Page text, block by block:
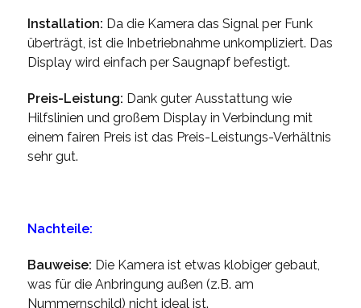
Installation: Da die Kamera das Signal per Funk
überträgt, ist die Inbetriebnahme unkompliziert. Das
Display wird einfach per Saugnapf befestigt.
Preis-Leistung: Dank guter Ausstattung wie
Hilfslinien und großem Display in Verbindung mit
einem fairen Preis ist das Preis-Leistungs-Verhältnis
sehr gut.
Nachteile:
Bauweise: Die Kamera ist etwas klobiger gebaut,
was für die Anbringung außen (z.B. am
Nummernschild) nicht ideal ist.